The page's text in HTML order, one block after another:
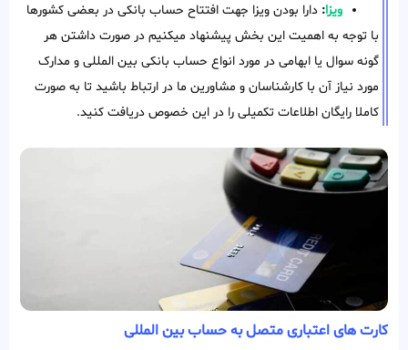
ویزا: دارا بودن ویزا جهت افتتاح حساب بانکی در بعضی کشور‌ها
با توجه به اهمیت این بخش پیشنهاد میکنیم در صورت داشتن هر
گونه سوال یا ابهامی در مورد انواع حساب بانکی بین المللی و مدارک
مورد‌ نیاز آن با کارشناسان و مشاورین ما در ارتباط باشید تا به صورت
کاملا رایگان اطلاعات تکمیلی را در این خصوص دریافت کنید.
کارت های اعتباری متصل به حساب بین المللی